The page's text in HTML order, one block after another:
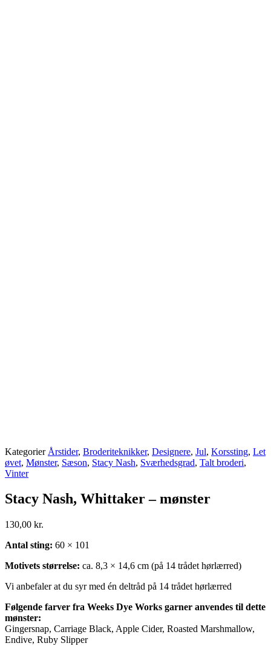
Kategorier Årstider, Broderiteknikker, Designere, Jul, Korssting, Let
øvet, Mønster, Sæson, Stacy Nash, Sværhedsgrad, Talt broderi,
Vinter
Stacy Nash, Whittaker – mønster
130,00 kr.
Antal sting: 60 × 101
Motivets størrelse: ca. 8,3 × 14,6 cm (på 14 trådet hørlærred)
Vi anbefaler at du syr med én deltråd på 14 trådet hørlærred
Følgende farver fra Weeks Dye Works garner anvendes til dette
mønster:
Gingersnap, Carriage Black, Apple Cider, Roasted Marshmallow,
Endive, Ruby Slipper